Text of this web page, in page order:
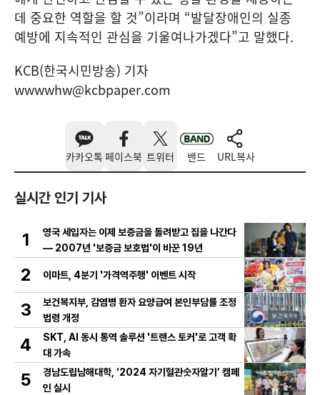
데 중요한 역할을 할 것”이라며 “발달장애인의 실종
예방에 지속적인 관심을 기울여나가겠다”고 말했다.
KCB(한국시민방송) 기자
wwwwhw@kcbpaper.com
카카오톡 페이스북 트위터 밴드 URL복사
실시간 인기 기사
1
영국 세입자는 이제 보증금을 돌려받고 집을 나간다
— 2007년 '보증금 보호법'이 바꾼 19년
2 이마트, 4분기 '가격역주행' 이벤트 시작
3
보건복지부, 감염병 환자 요양급여 본인부담률 조정
법령 개정
4
SKT, AI 동시 통역 솔루션 '트랜스 토커'로 고객 확
대 가속
5
경남도립남해대학, ‘2024 자기혈관숫자알기’ 캠페
인 실시